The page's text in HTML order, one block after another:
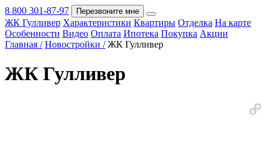
Покупка
8 800 301-87-97 Перезвоните мне
ЖК Гулливер Характеристики Квартиры Отделка На карте
Особенности Видео Оплата Ипотека Покупка Акции
Главная / Новостройки / ЖК Гулливер
ЖК Гулливер